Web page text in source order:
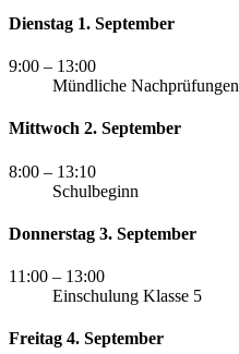
Dienstag 1. September
9:00 – 13:00
Mündliche Nachprüfungen
Mittwoch 2. September
8:00 – 13:10
Schulbeginn
Donnerstag 3. September
11:00 – 13:00
Einschulung Klasse 5
Freitag 4. September